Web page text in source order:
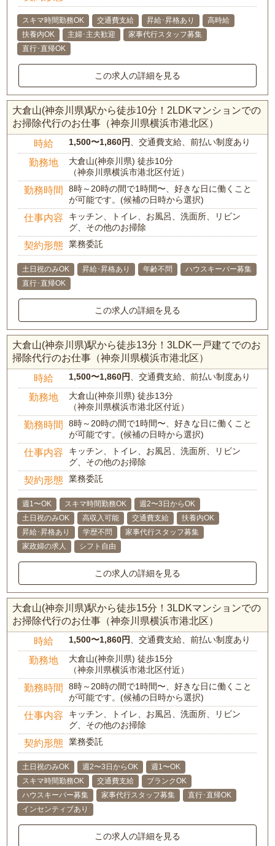
スキマ時間勤務OK 交通費支給 昇給･昇格あり
高時給
扶養内OK
主婦･主夫歓迎
家事代行スタッフ募集
直行･直帰OK
この求人の詳細を見る
大倉山(神奈川県)駅から徒歩10分！2LDKマンションでの
お掃除代行のお仕事（神奈川県横浜市港北区）
時給 1,500〜1,860円 、交通費支給、前払い制度あり
勤務地
大倉山(神奈川県) 徒歩10分
（神奈川県横浜市港北区付近）
勤務時間
8時～20時の間で1時間〜、好きな日に働くこと
が可能です。(候補の日時から選択)
仕事内容
キッチン、トイレ、お風呂、洗面所、リビン
グ、その他のお掃除
契約形態 業務委託
土日祝のみOK 昇給･昇格あり 年齢不問
ハウスキーパー募集
直行･直帰OK
この求人の詳細を見る
大倉山(神奈川県)駅から徒歩13分！3LDK一戸建てでのお
掃除代行のお仕事（神奈川県横浜市港北区）
時給 1,500〜1,860円 、交通費支給、前払い制度あり
勤務地
大倉山(神奈川県) 徒歩13分
（神奈川県横浜市港北区付近）
勤務時間
8時～20時の間で1時間〜、好きな日に働くこと
が可能です。(候補の日時から選択)
仕事内容
キッチン、トイレ、お風呂、洗面所、リビン
グ、その他のお掃除
契約形態 業務委託
週1〜OK スキマ時間勤務OK
週2〜3日からOK
土日祝のみOK
高収入可能 交通費支給
扶養内OK
昇給･昇格あり
学歴不問
家事代行スタッフ募集
家政婦の求人
シフト自由
この求人の詳細を見る
大倉山(神奈川県)駅から徒歩15分！3LDKマンションでの
お掃除代行のお仕事（神奈川県横浜市港北区）
時給 1,500〜1,860円 、交通費支給、前払い制度あり
勤務地
大倉山(神奈川県) 徒歩15分
（神奈川県横浜市港北区付近）
勤務時間
8時～20時の間で1時間〜、好きな日に働くこと
が可能です。(候補の日時から選択)
仕事内容
キッチン、トイレ、お風呂、洗面所、リビン
グ、その他のお掃除
契約形態 業務委託
土日祝のみOK 週2〜3日からOK
週1〜OK
スキマ時間勤務OK
交通費支給
ブランクOK
ハウスキーパー募集
家事代行スタッフ募集
直行･直帰OK
インセンティブあり
この求人の詳細を見る